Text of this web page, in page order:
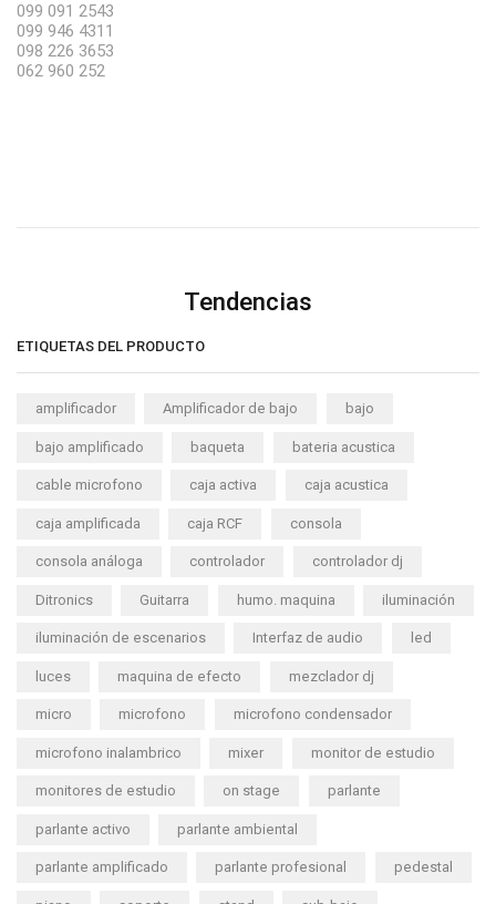
099 091 2543
099 946 4311
098 226 3653
062 960 252
Tendencias
ETIQUETAS DEL PRODUCTO
amplificador Amplificador de bajo bajo
bajo amplificado baqueta bateria acustica
cable microfono caja activa caja acustica
caja amplificada caja RCF consola
consola análoga controlador controlador dj
Ditronics Guitarra humo. maquina iluminación
iluminación de escenarios Interfaz de audio led
luces maquina de efecto mezclador dj
micro microfono microfono condensador
microfono inalambrico mixer monitor de estudio
monitores de estudio on stage parlante
parlante activo parlante ambiental
parlante amplificado parlante profesional pedestal